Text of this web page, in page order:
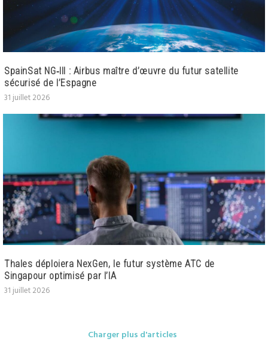
SpainSat NG‑III : Airbus maître d’œuvre du futur satellite
sécurisé de l’Espagne
31 juillet 2026
Thales déploiera NexGen, le futur système ATC de
Singapour optimisé par l’IA
31 juillet 2026
Charger plus d'articles